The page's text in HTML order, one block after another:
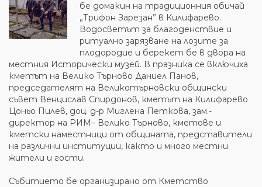
бе домакин на традиционния обичай
„Трифон Зарезан” в Килифарево.
Водосветът за благоденствие и
ритуално зарязване на лозите за
плодородие и берекет бе в двора на
местния Исторически музей. В празника се включиха
кметът на Велико Търново Даниел Панов,
председателят на Великотърновски общински
съвет Венцислав Спирдонов, кметът на Килифарево
Цоньо Пилев, доц. д-р Миглена Петкова, зам.-
директор на РИМ– Велико Търново, кметове и
кметски наместници от общината, представители
на различни институции, както и много местни
жители и гости.
Събитието бе организирано от Кметство